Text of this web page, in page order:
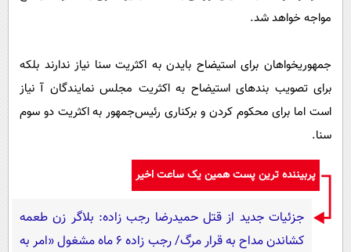
مواجه خواهد شد.
جمهوریخواهان برای استیضاح بایدن به اکثریت سنا نیاز ندارند بلکه
برای تصویب بندهای استیضاح به اکثریت مجلس نمایندگان آ نیاز
است اما برای محکوم کردن و برکناری رئیس‌جمهور به اکثریت دو سوم
سنا.
پربیننده ترین پست همین یک ساعت اخیر
جزئیات جدید از قتل حمیدرضا رجب زاده: بلاگر زن طعمه
کشاندن مداح به قرار مرگ/ رجب زاده 6 ماه مشغول «امر به